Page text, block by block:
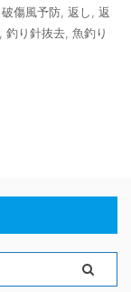
破傷風予防 返し
返
釣り針抜去 魚釣り